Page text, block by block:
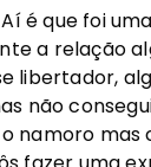
é que foi
a relação
libertador,
não
namoro